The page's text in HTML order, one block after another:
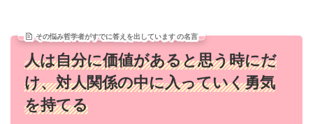
その悩み哲学者がすでに答えを出しています の名言
人は自分に価値があると思う時にだ
け、対人関係の中に入っていく勇気
を持てる